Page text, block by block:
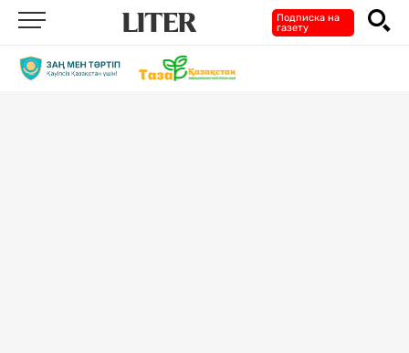
Подписка на
газету